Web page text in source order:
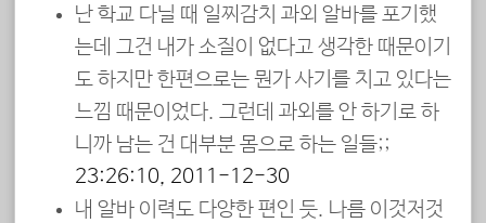
난 학교 다닐 때 일찌감치 과외 알바를 포기했
는데 그건 내가 소질이 없다고 생각한 때문이기
도 하지만 한편으로는 뭔가 사기를 치고 있다는
느낌 때문이었다. 그런데 과외를 안 하기로 하
니까 남는 건 대부분 몸으로 하는 일들;;
23:26:10, 2011-12-30
내 알바 이력도 다양한 편인 듯. 나름 이것저것